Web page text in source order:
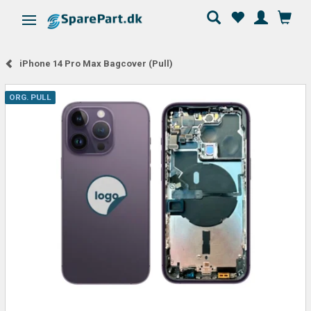
Skifte navigation
iPhone 14 Pro Max Bagcover (Pull)
ORG. PULL